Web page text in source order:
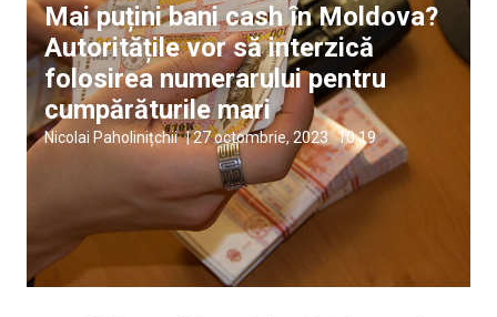
Mai puțini bani cash în Moldova?
Autoritățile vor să interzică
folosirea numerarului pentru
cumpărăturile mari
Nicolai Paholinițchii |27 octombrie, 2023 10:19